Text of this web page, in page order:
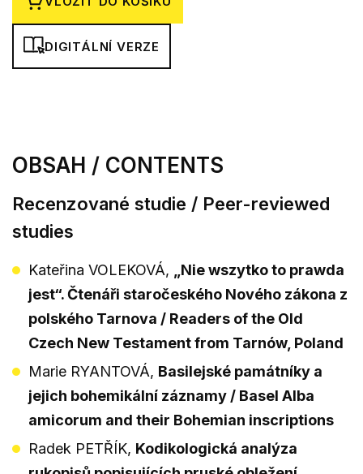
DIGITÁLNÍ VERZE
OBSAH / CONTENTS
Recenzované studie / Peer-reviewed
studies
Kateřina VOLEKOVÁ,
„Nie wszytko to prawda
jest“. Čtenáři staročeského Nového zákona z
polského Tarnova / Readers of the Old
Czech New Testament from Tarnów, Poland
Marie RYANTOVÁ, Basilejské památníky a
jejich bohemikální záznamy / Basel Alba
amicorum and their Bohemian inscriptions
Radek PETŘÍK, Kodikologická analýza